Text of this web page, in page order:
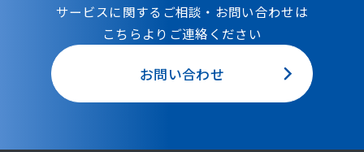
サービスに関するご相談・お問い合わせは
こちらよりご連絡ください
お問い合わせ